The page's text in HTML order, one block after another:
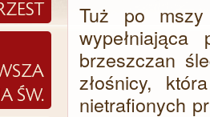
Tuż po
brzeszczan
złośnicy,
nietrafionych